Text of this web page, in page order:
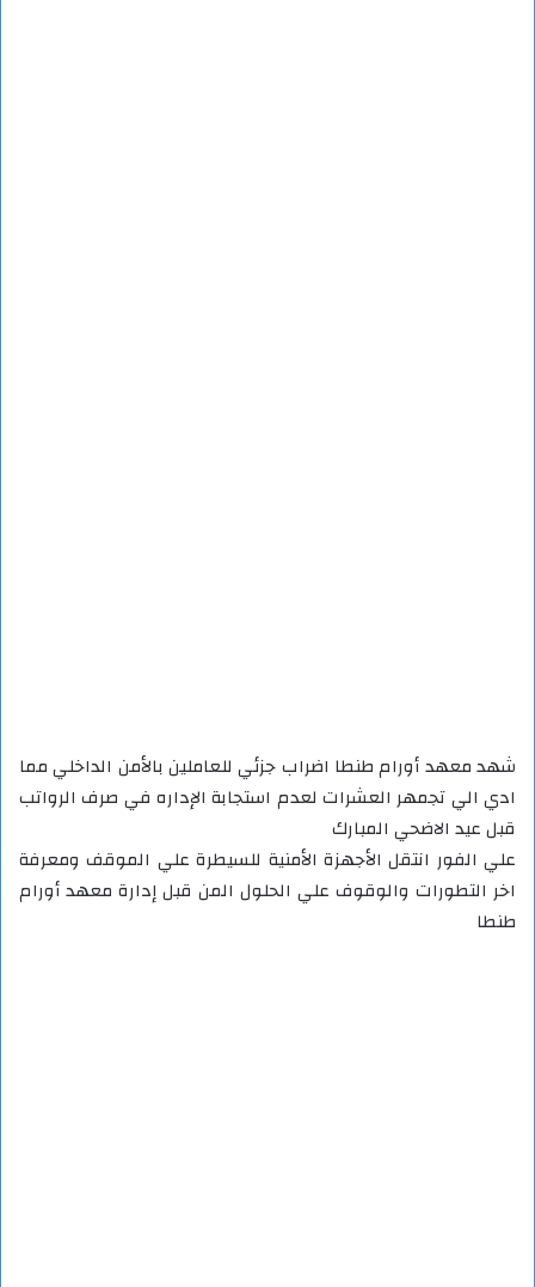
شهد معهد أورام طنطا اضراب جزئي للعاملين بالأمن الداخلي مما
ادي الي تجمهر العشرات لعدم استجابة الإداره في صرف الرواتب
قبل عيد الاضحي المبارك
علي الفور انتقل الأجهزة الأمنية للسيطرة علي الموقف ومعرفة
اخر التطورات والوقوف علي الحلول المن قبل إدارة معهد أورام
طنطا